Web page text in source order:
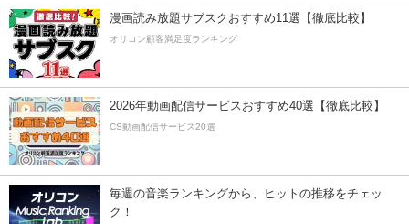
漫画読み放題サブスクおすすめ11選【徹底比較】
オリコン顧客満足度ランキング
2026年動画配信サービスおすすめ40選【徹底比較】
CS動画配信サービス20選
毎週の音楽ランキングから、ヒットの推移をチェッ
ク！